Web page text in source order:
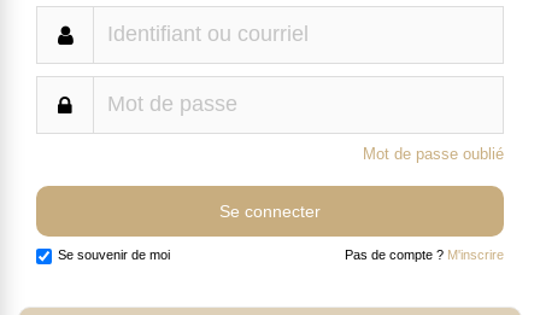
Mot de passe oublié
Se souvenir de moi Pas de compte ? M'inscrire